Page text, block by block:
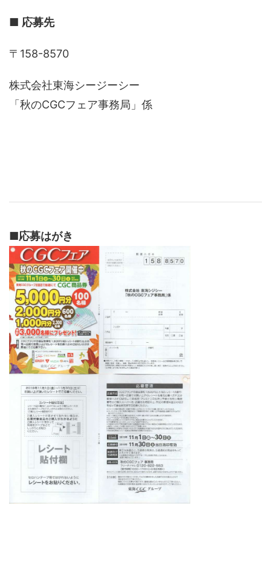
■ 応募先
〒158-8570
株式会社東海シージーシー
「秋のCGCフェア事務局」係
■応募はがき